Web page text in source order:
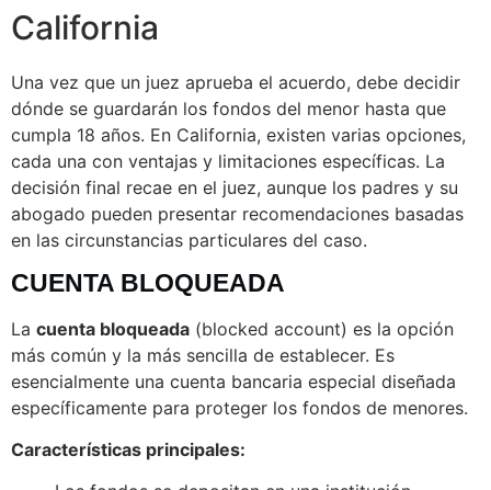
California
Una vez que un juez aprueba el acuerdo, debe decidir
dónde se guardarán los fondos del menor hasta que
cumpla 18 años. En California, existen varias opciones,
cada una con ventajas y limitaciones específicas. La
decisión final recae en el juez, aunque los padres y su
abogado pueden presentar recomendaciones basadas
en las circunstancias particulares del caso.
CUENTA BLOQUEADA
La cuenta bloqueada (blocked account) es la opción
más común y la más sencilla de establecer. Es
esencialmente una cuenta bancaria especial diseñada
específicamente para proteger los fondos de menores.
Características principales: